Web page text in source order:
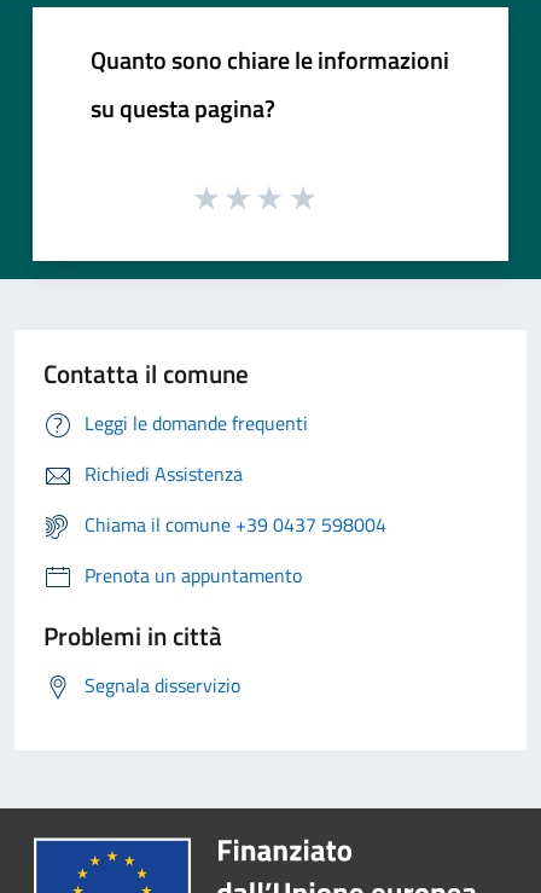
Quanto sono chiare le informazioni
su questa pagina?
Contatta il comune
Leggi le domande frequenti
Richiedi Assistenza
Chiama il comune +39 0437 598004
Prenota un appuntamento
Problemi in città
Segnala disservizio